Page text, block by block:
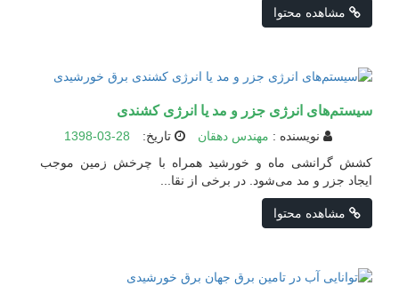
مشاهده محتوا
سیستم‌های انرژی جزر و مد یا انرژی کشندی
نویسنده : مهندس دهقان تاریخ:
1398-03-28
کشش گرانشی ماه و خورشید همراه با چرخش زمین موجب
ایجاد جزر و مد می‌شود. در برخی از نقا...
مشاهده محتوا